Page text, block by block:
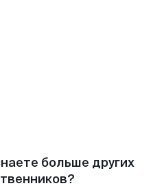
больше других